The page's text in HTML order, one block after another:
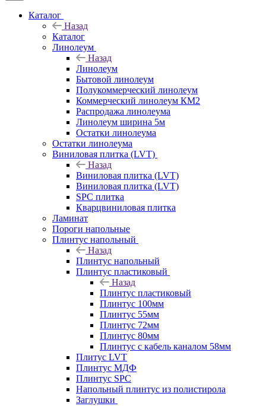
Каталог
Назад
Каталог
Линолеум
Назад
Линолеум
Бытовой линолеум
Полукоммерческий линолеум
Коммерческий линолеум КМ2
Распродажа линолеума
Линолеум ширина 5м
Остатки линолеума
Остатки линолеума
Виниловая плитка (LVT)
Назад
Виниловая плитка (LVT)
Виниловая плитка (LVT)
SPC плитка
Кварцвиниловая плитка
Ламинат
Пороги напольные
Плинтус напольный
Назад
Плинтус напольный
Плинтус пластиковый
Назад
Плинтус пластиковый
Плинтус 100мм
Плинтус 55мм
Плинтус 72мм
Плинтус 80мм
Плинтус с кабель каналом 58мм
Плитус LVT
Плинтус МДФ
Плинтус SPC
Напольный плинтус из полистирола
Заглушки